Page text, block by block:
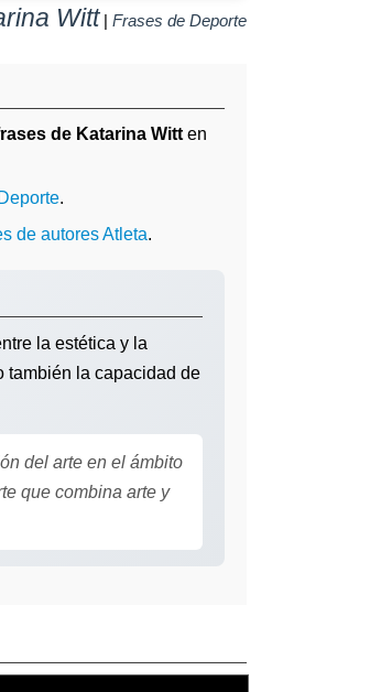
Witt| Frases de Deporte
de Katarina Witt en
.
de autores Atleta.
la estética y la
también la capacidad de
del arte en el ámbito
que combina arte y